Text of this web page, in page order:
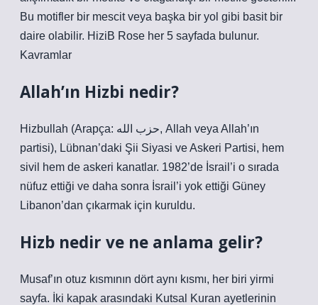
Bu motifler bir mescit veya başka bir yol gibi basit bir
daire olabilir. HiziB Rose her 5 sayfada bulunur.
Kavramlar
Allah’ın Hizbi nedir?
Hizbullah (Arapça: حزب الله, Allah veya Allah’ın
partisi), Lübnan’daki Şii Siyasi ve Askeri Partisi, hem
sivil hem de askeri kanatlar. 1982’de İsrail’i o sırada
nüfuz ettiği ve daha sonra İsrail’i yok ettiği Güney
Libanon’dan çıkarmak için kuruldu.
Hizb nedir ve ne anlama gelir?
Musaf’ın otuz kısmının dört aynı kısmı, her biri yirmi
sayfa. İki kapak arasındaki Kutsal Kuran ayetlerinin